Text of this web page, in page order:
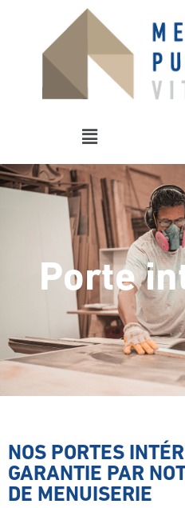
Porte
NOS PORTES
GARANTIE PAR
DE MENUISERIE